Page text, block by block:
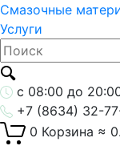
Смазочные
Услуги
с 08:00 до
+7 (8634) 32-
0 Корзина ≈